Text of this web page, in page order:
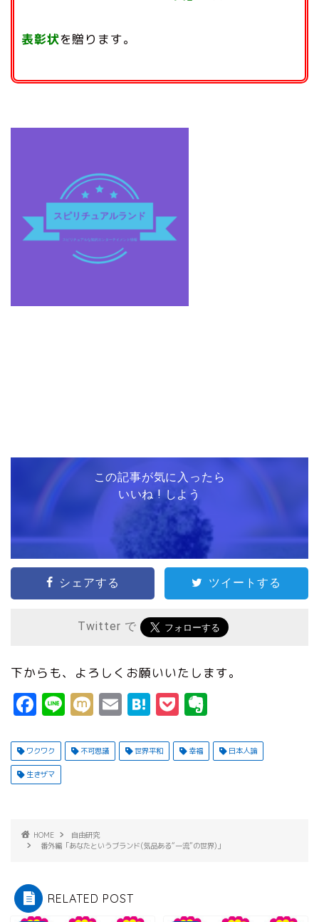
表彰状を贈ります。
この記事が気に入ったら
いいね ! しよう
シェアする ツイートする
Twitter で
下からも、よろしくお願いいたします。
F
c
e
o
Li
e
M
i
E
ai
H
t
P
c e
t
ワクワク 不可思議 世界平和 幸福 日本人論
生きザマ
HOME
自由研究
番外編「あなたというブランド(気品ある“一流”の世界)」
RELATED POST